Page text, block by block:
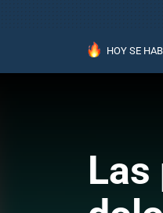
HOY SE